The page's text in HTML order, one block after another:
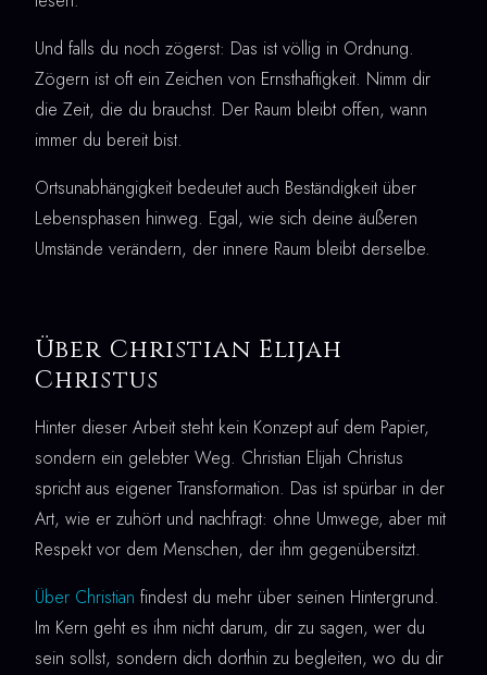
Und falls du noch zögerst: Das ist völlig in Ordnung.
Zögern ist oft ein Zeichen von Ernsthaftigkeit. Nimm dir
die Zeit, die du brauchst. Der Raum bleibt offen, wann
immer du bereit bist.
Ortsunabhängigkeit bedeutet auch Beständigkeit über
Lebensphasen hinweg. Egal, wie sich deine äußeren
Umstände verändern, der innere Raum bleibt derselbe.
Über Christian Elijah
Christus
Hinter dieser Arbeit steht kein Konzept auf dem Papier,
sondern ein gelebter Weg. Christian Elijah Christus
spricht aus eigener Transformation. Das ist spürbar in der
Art, wie er zuhört und nachfragt: ohne Umwege, aber mit
Respekt vor dem Menschen, der ihm gegenübersitzt.
Über Christian findest du mehr über seinen Hintergrund.
Im Kern geht es ihm nicht darum, dir zu sagen, wer du
sein sollst, sondern dich dorthin zu begleiten, wo du dir